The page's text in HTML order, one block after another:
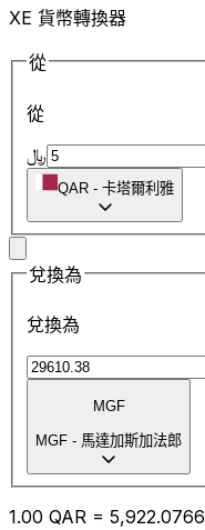
XE 貨幣轉換器
從
從
﷼
QAR - 卡塔爾利雅
兌換為
兌換為
MGF
MGF - 馬達加斯加法郎
1.00 QAR = 5,922.0766